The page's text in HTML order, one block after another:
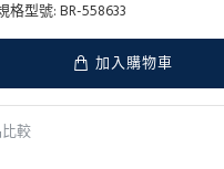
格型號: BR-558633
加入購物車
較